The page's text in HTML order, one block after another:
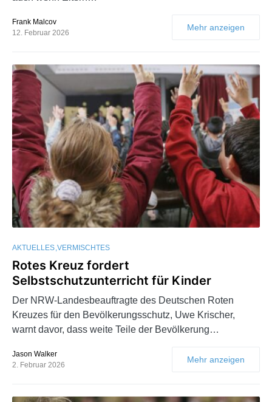
Frank Malcov
12. Februar 2026
Mehr anzeigen
AKTUELLES VERMISCHTES
Rotes Kreuz fordert
Selbstschutzunterricht für Kinder
Der NRW-Landesbeauftragte des Deutschen Roten
Kreuzes für den Bevölkerungsschutz, Uwe Krischer,
warnt davor, dass weite Teile der Bevölkerung…
Jason Walker
2. Februar 2026
Mehr anzeigen